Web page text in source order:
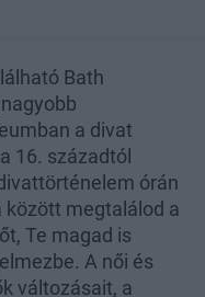
Bath
a divat
16. századtól
órán
között megtalálod a
Te magad is
A női és
változásait, a